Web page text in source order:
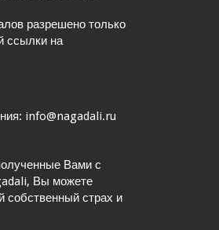
разрешено только
ссылки на
info@nagadali.ru
Вами с
Вы можете
собственный страх и